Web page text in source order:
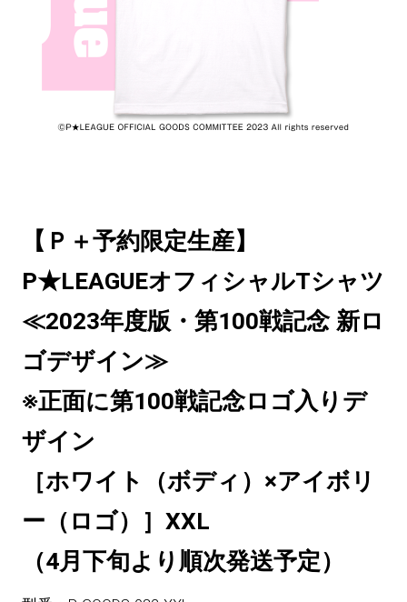
【Ｐ＋予約限定生産】
P★LEAGUEオフィシャルTシャツ
≪2023年度版・第100戦記念 新ロ
ゴデザイン≫
※正面に第100戦記念ロゴ入りデ
ザイン
［ホワイト（ボディ）×アイボリ
ー（ロゴ）］XXL
（4月下旬より順次発送予定）